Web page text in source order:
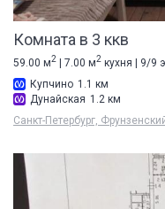
Комната в 3 ккв
59.00 м2 | 7.00 м2 кухня | 9/9
Купчино 1.1 км
Дунайская 1.2 км
Санкт-Петербург,